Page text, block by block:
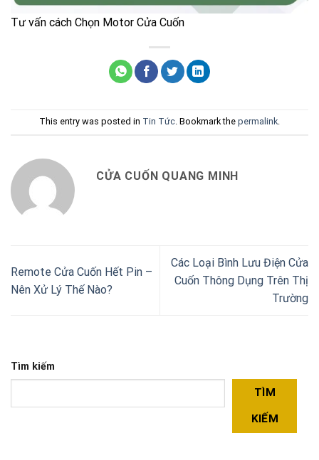
Tư vấn cách Chọn Motor Cửa Cuốn
This entry was posted in Tin Tức. Bookmark the permalink.
CỬA CUỐN QUANG MINH
Remote Cửa Cuốn Hết Pin –
Nên Xử Lý Thế Nào?
Các Loại Bình Lưu Điện Cửa
Cuốn Thông Dụng Trên Thị
Trường
Tìm kiếm
TÌM
KIẾM